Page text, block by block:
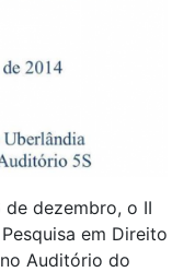
de dezembro, o II
em Direito
Auditório do